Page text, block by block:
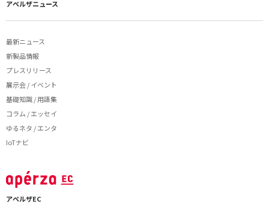
アペルザニュース
最新ニュース
新製品情報
プレスリリース
展示会 / イベント
基礎知識 / 用語集
コラム / エッセイ
ゆるネタ / エンタ
IoTナビ
アペルザEC